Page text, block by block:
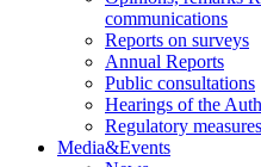
communications
Reports on surveys
Annual Reports
Public consultations
Hearings of the
Regulatory measures
Media&Events